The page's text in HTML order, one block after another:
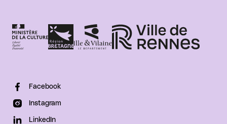
Facebook
Instagram
LinkedIn